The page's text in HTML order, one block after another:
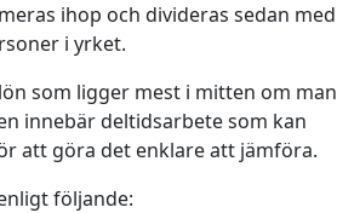
ihop och divideras sedan med
i yrket.
som ligger mest i mitten om man
innebär deltidsarbete som kan
att göra det enklare att jämföra.
följande: